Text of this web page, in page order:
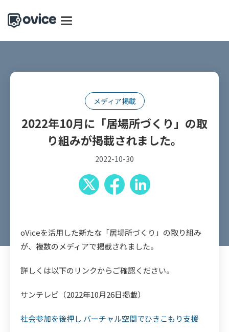
メディア掲載
2022年10月に「居場所づくり」の取
り組みが掲載されました。
2022-10-30
oViceを活用した新たな「居場所づくり」の取り組み
が、複数のメディアで掲載されました。
詳しくは以下のリンクからご確認ください。
サンテレビ（2022年10月26日掲載）
社会参加を後押し バーチャル空間でひきこもり支援